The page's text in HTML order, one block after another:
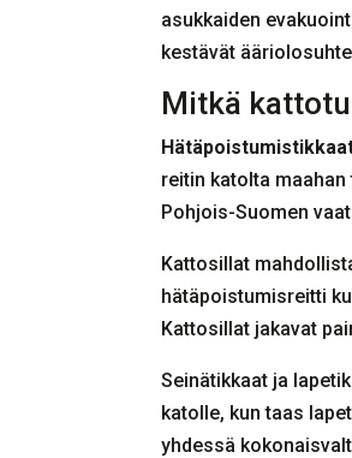
asukkaiden
kestävät
Mitkä
reitin katolta
Pohjois-Suomen
Kattosillat
hätäpoistumisreitti
Kattosillat jakavat
Seinätikkaat ja
katolle, kun taas
yhdessä